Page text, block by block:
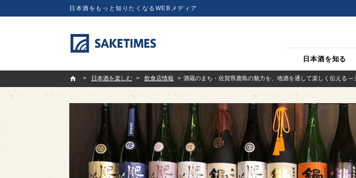
日本酒をもっと知りたくなるWEBメディア
日本酒を知る
SAKETIMES
日本酒を楽しむ
飲食店情報 酒蔵のまち・佐賀県鹿島の魅力を、地酒を通して楽しく伝える